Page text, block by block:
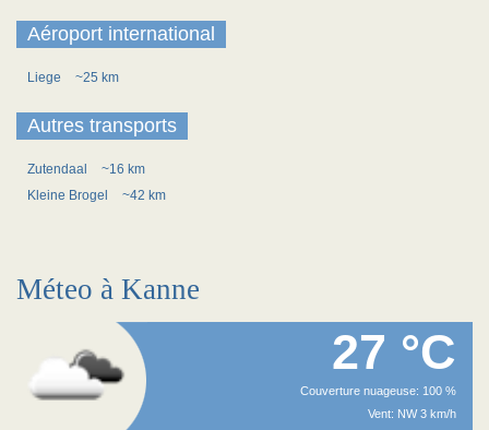
Aéroport international
Liege ~25 km
Autres transports
Zutendaal
~16 km
Kleine Brogel
~42 km
Méteo à Kanne
27 °C
Couverture nuageuse: 100 %
Vent: NW 3 km/h